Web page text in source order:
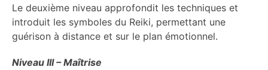
Le deuxième niveau approfondit les techniques et
introduit les symboles du Reiki, permettant une
guérison à distance et sur le plan émotionnel.
Niveau III – Maîtrise